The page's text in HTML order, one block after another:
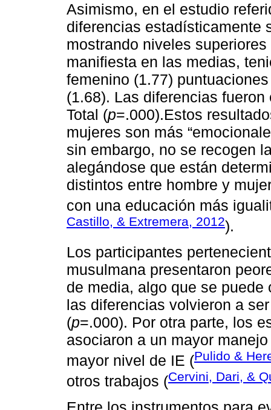
Asimismo, en el estudio
diferencias estadísticamente
mostrando niveles
manifiesta en las medias,
femenino (1.77)
(1.68). Las diferencias
Total (p=.000).Estos
mujeres son más
sin embargo, no se recogen
alegándose que están
distintos entre hombre y
con una educación más
Castillo, & Extremera, 2012).
Los participantes
musulmana presentaron
de media, algo que se
las diferencias volvieron a
(p=.000). Por otra parte, los
asociaron a un mayor
mayor nivel de IE (Pulido &
otros trabajos (Cervini, Dari, &